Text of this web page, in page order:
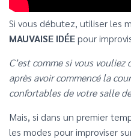
Si vous débutez, utiliser les
MAUVAISE IDÉEpour
C’est comme si vous
après avoir commencé la
confortables de votre salle
Mais, si dans un premier
les modes pour improviser